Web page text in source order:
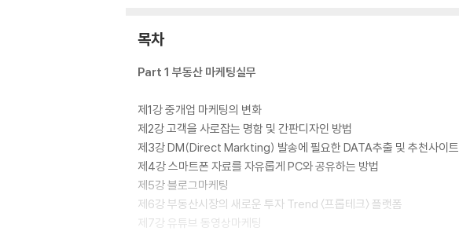
목차
Part 1 부동산 마케팅실무
제1강 중개업 마케팅의 변화
제2강 고객을 사로잡는 명함 및 간판디자인 방법
제3강 DM(Direct Markting) 발송에 필요한 DATA추출 및 추천사이트
제4강 스마트폰 자료를 자유롭게 PC와 공유하는 방법
제5강 블로그마케팅
제6강 부동산시장의 새로운 투자 Trend 〈프롭테크〉 플랫폼
제7강 유튜브 동영상마케팅